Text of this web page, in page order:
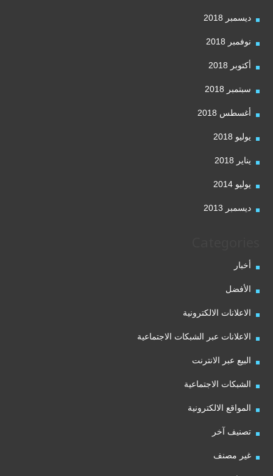
ديسمبر 2018
نوفمبر 2018
أكتوبر 2018
سبتمبر 2018
أغسطس 2018
يوليو 2018
يناير 2018
يوليو 2014
ديسمبر 2013
أخبار
الأفضل
الاعلانات الالكترونية
الاعلانات عبر الشبكات الاجتماعية
البيع عبر الانترنت
الشبكات الاجتماعية
المواقع الالكترونية
تصنيف آخر
غير مصنف